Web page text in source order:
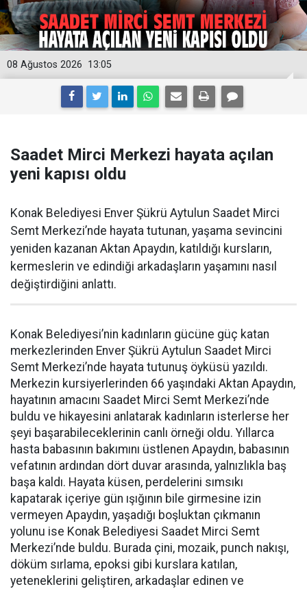
13:05
08 Ağustos 2026
Saadet Mirci Merkezi hayata açılan
yeni kapısı oldu
Konak Belediyesi Enver Şükrü Aytulun Saadet Mirci
Semt Merkezi’nde hayata tutunan, yaşama sevincini
yeniden kazanan Aktan Apaydın, katıldığı kursların,
kermeslerin ve edindiği arkadaşların yaşamını nasıl
değiştirdiğini anlattı.
Konak Belediyesi’nin kadınların gücüne güç katan
merkezlerinden Enver Şükrü Aytulun Saadet Mirci
Semt Merkezi’nde hayata tutunuş öyküsü yazıldı.
Merkezin kursiyerlerinden 66 yaşındaki Aktan Apaydın,
hayatının amacını Saadet Mirci Semt Merkezi’nde
buldu ve hikayesini anlatarak kadınların isterlerse her
şeyi başarabileceklerinin canlı örneği oldu. Yıllarca
hasta babasının bakımını üstlenen Apaydın, babasının
vefatının ardından dört duvar arasında, yalnızlıkla baş
başa kaldı. Hayata küsen, perdelerini sımsıkı
kapatarak içeriye gün ışığının bile girmesine izin
vermeyen Apaydın, yaşadığı boşluktan çıkmanın
yolunu ise Konak Belediyesi Saadet Mirci Semt
Merkezi’nde buldu. Burada çini, mozaik, punch nakışı,
döküm sırlama, epoksi gibi kurslara katılan,
yeteneklerini geliştiren, arkadaşlar edinen ve